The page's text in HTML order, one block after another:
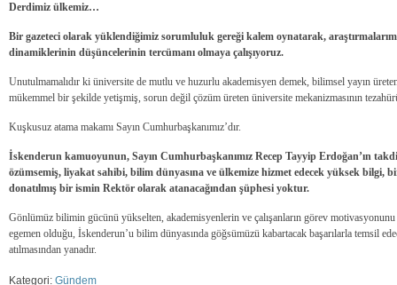
Derdimiz ülkemiz…
Bir gazeteci olarak yüklendiğimiz sorumluluk gereği kalem oynatarak,
dinamiklerinin düşüncelerinin tercümanı olmaya çalışıyoruz.
Unutulmamalıdır ki üniversite de mutlu ve huzurlu akademisyen demek, bilimsel yayın
mükemmel bir şekilde yetişmiş, sorun değil çözüm üreten üniversite mekanizmasının
Kuşkusuz atama makamı Sayın Cumhurbaşkanımız’dır.
İskenderun kamuoyunun, Sayın Cumhurbaşkanımız Recep Tayyip Erdoğan’ın
özümsemiş, liyakat sahibi, bilim dünyasına ve ülkemize hizmet edecek yüksek bilgi,
donatılmış bir ismin Rektör olarak atanacağından şüphesi yoktur.
Gönlümüz bilimin gücünü yükselten, akademisyenlerin ve çalışanların görev
egemen olduğu, İskenderun’u bilim dünyasında göğsümüzü kabartacak başarılarla temsil
atılmasından yanadır.
Kategori: Gündem